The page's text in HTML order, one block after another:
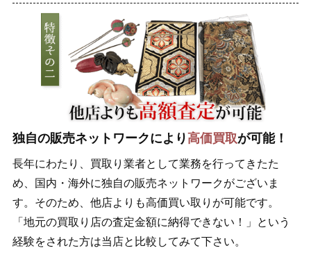
独自の販売ネットワークにより 高価買取が可能！
長年にわたり、買取り業者として業務を行ってきたた
め、国内・海外に独自の販売ネットワークがございま
す。そのため、他店よりも高価買い取りが可能です。
「地元の買取り店の査定金額に納得できない！」という
経験をされた方は当店と比較してみて下さい。